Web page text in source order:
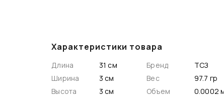
Характеристики товара
Длина
31 см
Ширина
3 см
Высота
3 см
Бренд
ТСЗ
Вес
97.7 гр
Объем